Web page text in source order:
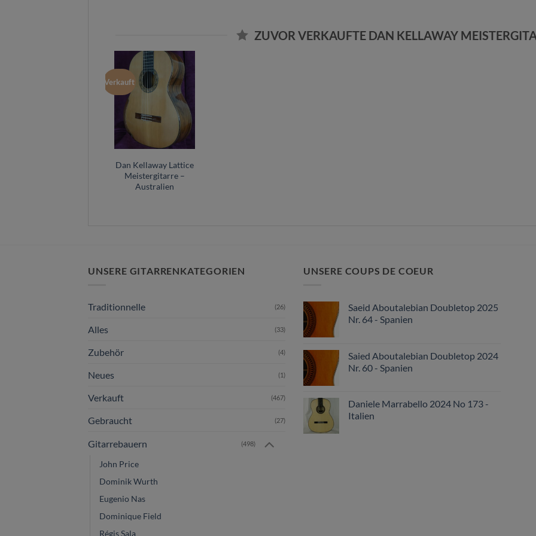
ZUVOR VERKAUFTE DAN KELLAWAY
Verkauft
Dan Kellaway Lattice
Meistergitarre –
Australien
UNSERE GITARRENKATEGORIEN
Traditionnelle (26)
Alles (33)
Zubehör (4)
Neues (1)
Verkauft (467)
Gebraucht (27)
Gitarrebauern (498)
John Price
Dominik Wurth
Eugenio Nas
Dominique Field
Régis Sala
UNSERE COUPS DE COEUR
Saeid Aboutalebian Doubletop 2025
Nr. 64 - Spanien
Saied Aboutalebian Doubletop 2024
Nr. 60 - Spanien
Daniele Marrabello 2024 No 173 -
Italien